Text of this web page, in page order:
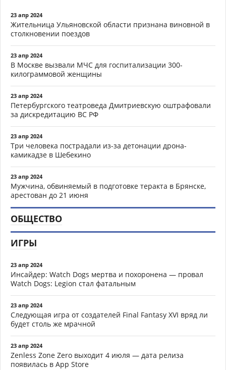
23 апр 2024
Жительница Ульяновской области признана виновной в
столкновении поездов
23 апр 2024
В Москве вызвали МЧС для госпитализации 300-
килограммовой женщины
23 апр 2024
Петербургского театроведа Дмитриевскую оштрафовали
за дискредитацию ВС РФ
23 апр 2024
Три человека пострадали из-за детонации дрона-
камикадзе в Шебекино
23 апр 2024
Мужчина, обвиняемый в подготовке теракта в Брянске,
арестован до 21 июня
ОБЩЕСТВО
ИГРЫ
23 апр 2024
Инсайдер: Watch Dogs мертва и похоронена — провал
Watch Dogs: Legion стал фатальным
23 апр 2024
Следующая игра от создателей Final Fantasy XVI вряд ли
будет столь же мрачной
23 апр 2024
Zenless Zone Zero выходит 4 июля — дата релиза
появилась в App Store